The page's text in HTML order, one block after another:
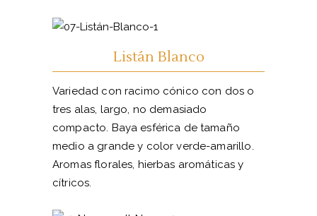
Listán Blanco
Variedad con racimo cónico con dos o
tres alas, largo, no demasiado
compacto. Baya esférica de tamaño
medio a grande y color verde-amarillo.
Aromas florales, hierbas aromáticas y
cítricos.